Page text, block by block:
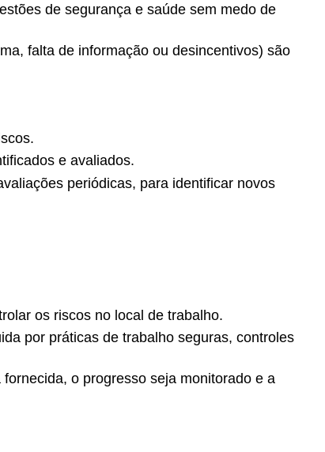
de segurança e saúde sem medo de
falta de informação ou desincentivos) são
e avaliados.
periódicas, para identificar novos
os riscos no local de trabalho.
por práticas de trabalho seguras, controles
o progresso seja monitorado e a